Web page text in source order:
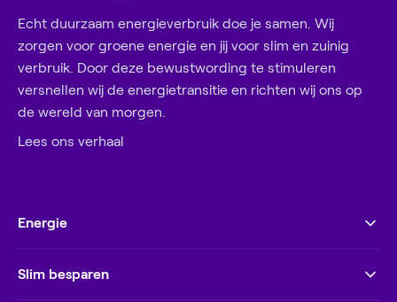
Echt duurzaam energieverbruik doe je samen. Wij
zorgen voor groene energie en jij voor slim en zuinig
verbruik. Door deze bewustwording te stimuleren
versnellen wij de energietransitie en richten wij ons op
de wereld van morgen.
Lees ons verhaal
Energie
Slim besparen